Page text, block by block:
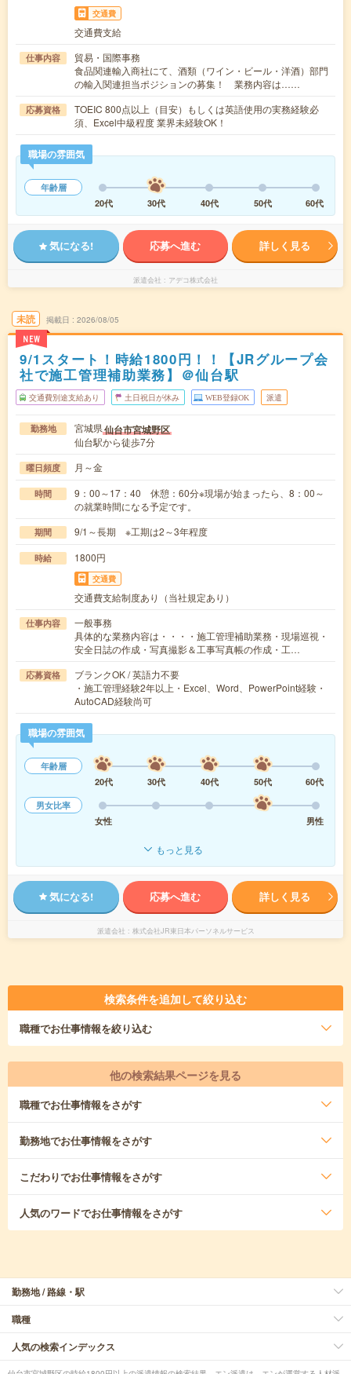
交通費
交通費支給
仕事内容
貿易・国際事務
食品関連輸入商社にて、酒類（ワイン・ビール・洋酒）部門
の輸入関連担当ポジションの募集！ 業務内容は……
応募資格
TOEIC 800点以上（目安）もしくは英語使用の実務経験必
須、Excel中級程度 業界未経験OK！
職場の雰囲気
年齢層
20代
30代 40代 50代 60代
気になる! 応募へ進む 詳しく見る
派遣会社 アデコ株式会社
未読
NEW
掲載日 2026/08/05
9/1スタート！時給1800円！！【JRグループ会
社で施工管理補助業務】＠仙台駅
交通費別途支給あり 土日祝日が休み WEB登録OK 派遣
勤務地 宮城県仙台市宮城野区
仙台駅から徒歩7分
曜日頻度 月～金
時間
9：00～17：40 休憩：60分※現場が始まったら、8：00～
の就業時間になる予定です。
期間 9/1～長期 ※工期は2～3年程度
時給 1800円
交通費
交通費支給制度あり（当社規定あり）
仕事内容
一般事務
具体的な業務内容は・・・・施工管理補助業務・現場巡視・
安全日誌の作成・写真撮影＆工事写真帳の作成・工…
応募資格
ブランクOK / 英語力不要
・施工管理経験2年以上・Excel、Word、PowerPoint経験・
AutoCAD経験尚可
職場の雰囲気
年齢層
20代
30代 40代 50代
60代
男女比率
女性
男性
もっと見る
気になる! 応募へ進む 詳しく見る
派遣会社 株式会社JR東日本パーソネルサービス
検索条件を追加して絞り込む
職種でお仕事情報を絞り込む
他の検索結果ページを見る
職種でお仕事情報をさがす
勤務地でお仕事情報をさがす
こだわりでお仕事情報をさがす
人気のワードでお仕事情報をさがす
勤務地 / 路線・駅
職種
人気の検索インデックス